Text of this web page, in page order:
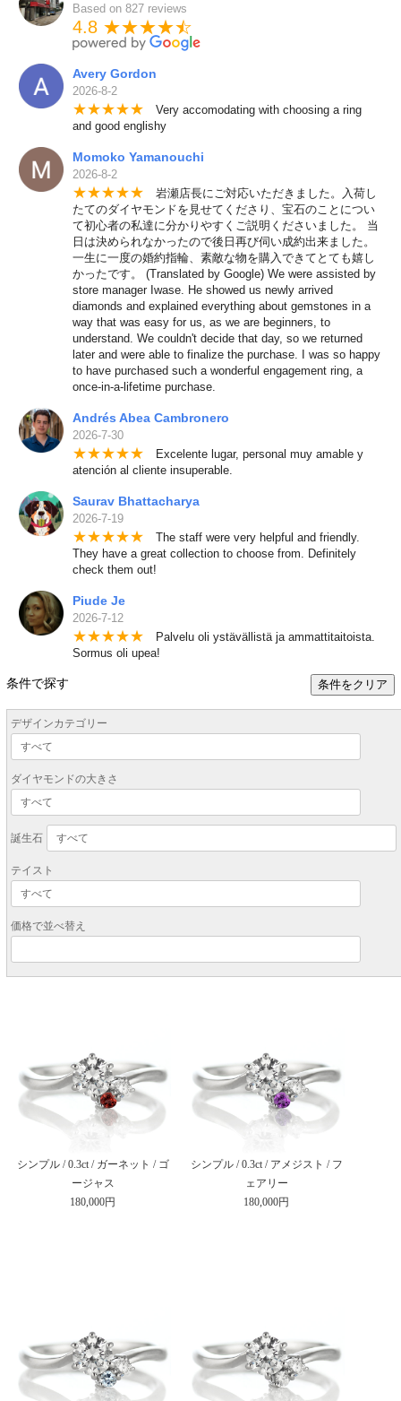
Based on 827 reviews
4.8 ★★★★★
☆
Avery Gordon
2026-8-2
★★★★★ Very accomodating with choosing a ring
and good englishy
Momoko Yamanouchi
2026-8-2
★★★★★ 岩瀬店長にご対応いただきました。入荷し
たてのダイヤモンドを見せてくださり、宝石のことについ
て初心者の私達に分かりやすくご説明くださいました。 当
日は決められなかったので後日再び伺い成約出来ました。
一生に一度の婚約指輪、素敵な物を購入できてとても嬉し
かったです。 (Translated by Google) We were assisted by
store manager Iwase. He showed us newly arrived
diamonds and explained everything about gemstones in a
way that was easy for us, as we are beginners, to
understand. We couldn't decide that day, so we returned
later and were able to finalize the purchase. I was so happy
to have purchased such a wonderful engagement ring, a
once-in-a-lifetime purchase.
Andrés Abea Cambronero
2026-7-30
★★★★★ Excelente lugar, personal muy amable y
atención al cliente insuperable.
Saurav Bhattacharya
2026-7-19
★★★★★ The staff were very helpful and friendly.
They have a great collection to choose from. Definitely
check them out!
Piude Je
2026-7-12
★★★★★ Palvelu oli ystävällistä ja ammattitaitoista.
Sormus oli upea!
条件で探す 条件をクリア
デザインカテゴリー
ダイヤモンドの大きさ
誕生石
テイスト
価格で並べ替え
シンプル / 0.3ct / ガーネット / ゴ
ージャス
180,000円
シンプル / 0.3ct / アメジスト / フ
ェアリー
180,000円